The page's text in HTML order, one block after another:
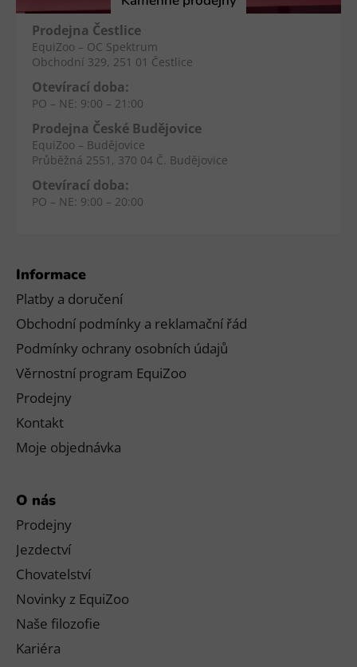
Informace
Platby a doručení
Obchodní podmínky a reklamační řád
Podmínky ochrany osobních údajů
Věrnostní program EquiZoo
Prodejny
Kontakt
Moje objednávka
O nás
Prodejny
Jezdectví
Chovatelství
Novinky z EquiZoo
Naše filozofie
Kariéra
Prodejna Čestlice
EquiZoo – OC Spektrum
Obchodní 329, 251 01 Čestlice
Otevírací doba:
PO – NE: 9:00 – 21:00
Prodejna České Budějovice
EquiZoo – Budějovice
Průběžná 2551, 370 04 Č. Budějovice
Otevírací doba:
PO – NE: 9:00 – 20:00